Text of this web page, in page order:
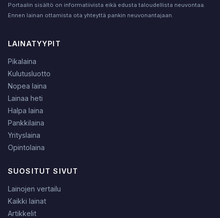
Portaalin sisältö on informatiivista eikä edusta taloudellista neuvontaa.
Ennen lainan ottamista ota yhteyttä pankin neuvonantajaan.
LAINATYYPIT
Pikalaina
Kulutusluotto
Nopea laina
Lainaa heti
Halpa laina
Pankkilaina
Yrityslaina
Opintolaina
SUOSITUT SIVUT
Lainojen vertailu
Kaikki lainat
Artikkelit